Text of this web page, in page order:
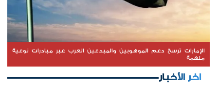
الإمارات ترسخ دعم الموهوبين والمبدعين العرب عبر مبادرات نوعية
ملهمة
اخر الأخبار